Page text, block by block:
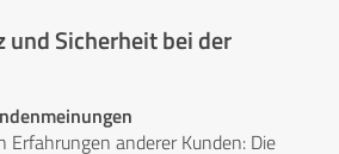
und Sicherheit bei der
Erfahrungen anderer Kunden: Die